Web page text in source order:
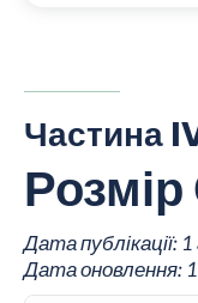
Частина
Розмір
Дата публікації: 1
Дата оновлення: